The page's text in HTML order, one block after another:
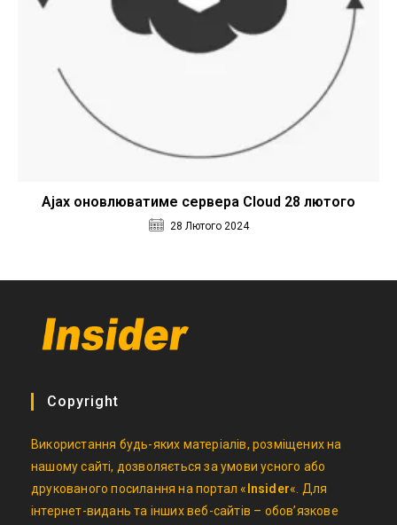
Ajax оновлюватиме сервера Cloud 28 лютого
28 Лютого 2024
Copyright
Використання будь-яких матеріалів, розміщених на
нашому сайті, дозволяється за умови усного або
друкованого посилання на портал « Insider«. Для
інтернет-видань та інших веб-сайтів – обов’язкове